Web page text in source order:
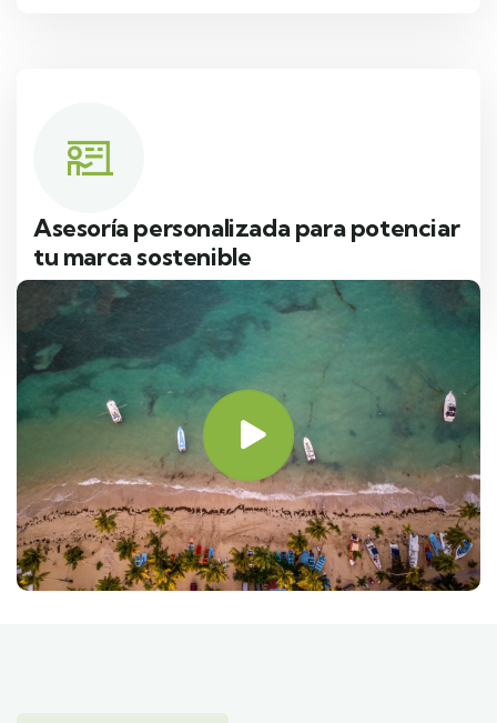
Asesoría personalizada para potenciar
tu marca sostenible